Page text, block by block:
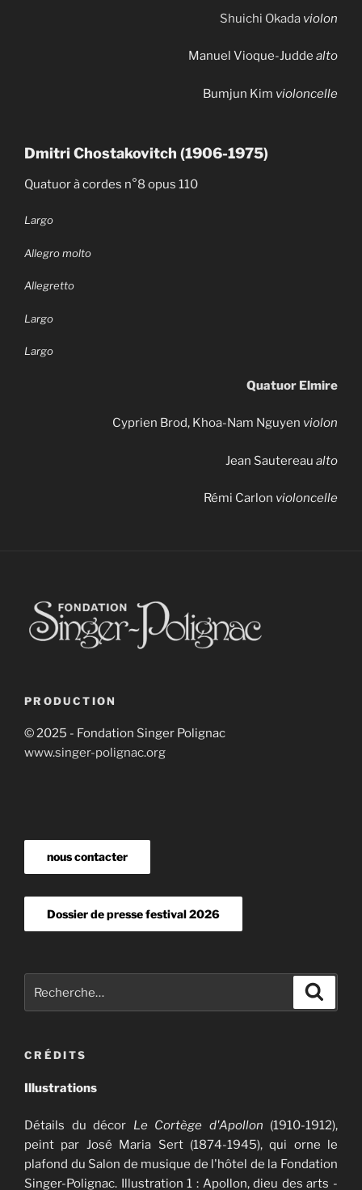
Shuichi Okada violon
Manuel Vioque-Judde alto
Bumjun Kim violoncelle
Dmitri Chostakovitch (1906-1975)
Quatuor à cordes n°8 opus 110
Largo
Allegro molto
Allegretto
Largo
Largo
Quatuor Elmire
Cyprien Brod, Khoa-Nam Nguyen violon
Jean Sautereau alto
Rémi Carlon violoncelle
PRODUCTION
© 2025 - Fondation Singer Polignac
www.singer-polignac.org
nous contacter
Dossier de presse festival 2026
pour
CRÉDITS
Illustrations
Détails du décor Le Cortège d'Apollon (1910-1912),
peint par José Maria Sert (1874-1945), qui orne le
plafond du Salon de musique de l'hôtel de la Fondation
Singer-Polignac. Illustration 1 : Apollon, dieu des arts -